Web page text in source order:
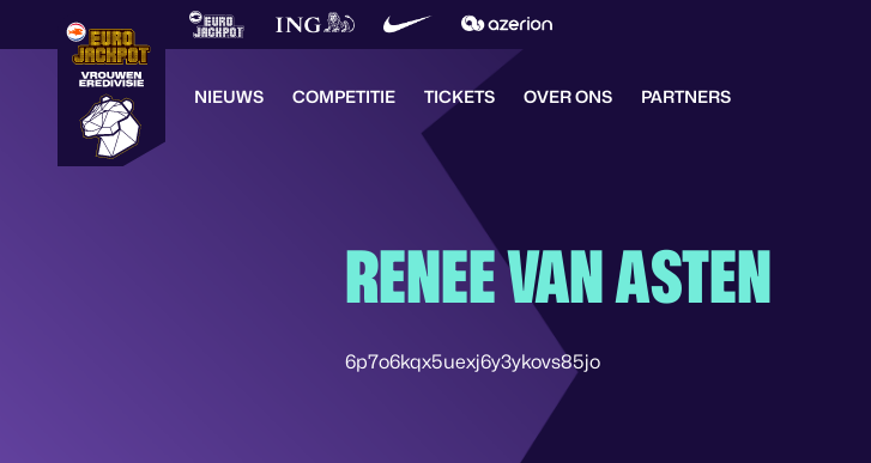
NIEUWS COMPETITIE TICKETS OVER ONS PARTNERS
RENEE VAN ASTEN
6p7o6kqx5uexj6y3ykovs85jo